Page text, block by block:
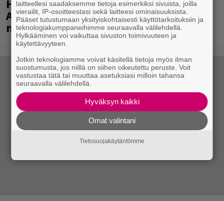
Huomenna se ilmestyy – CMX:stä tutun
A.W. Yrjänän uutuusalbumi om
mammuttimainen kokonaisuus
laitteellesi saadaksemme tietoja esimerkiksi sivuista, joilla
vierailit, IP-osoitteestasi sekä laitteesi ominaisuuksista.
Pääset tutustumaan yksityiskohtaisesti käyttötarkoituksiin ja
teknologiakumppaneihimme seuraavalla välilehdellä.
Hylkääminen voi vaikuttaa sivuston toimivuuteen ja
käytettävyyteen.
Jotkin teknologiamme voivat käsitellä tietoja myös ilman
suostumusta, jos niillä on siihen oikeutettu peruste. Voit
vastustaa tätä tai muuttaa asetuksiasi milloin tahansa
seuraavalla välilehdellä.
Hyväksyn kaikki
Omat valintani
Tietosuojakäytäntömme